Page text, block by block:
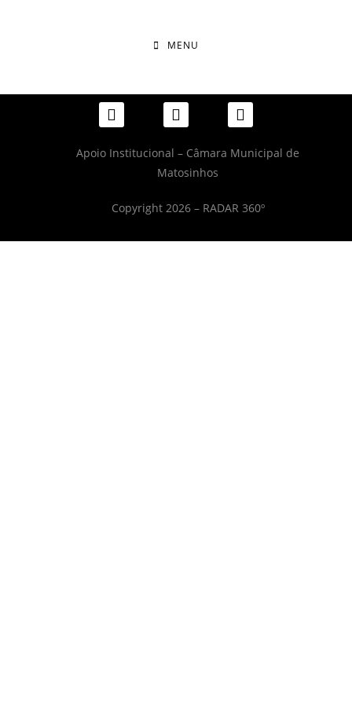
MENU
Apoio Institucional – Câmara Municipal de
Matosinhos
Copyright 2026 – RADAR 360º